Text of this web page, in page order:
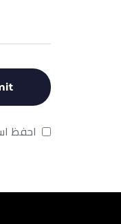
احفظ